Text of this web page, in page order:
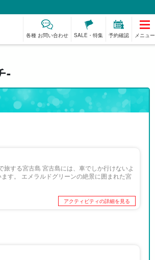
各種 お問い合わせ SALE・特集 予約確認 メニュー
プレミアム
選プラン
ものづくり体験 ベビーシッター
スパ&リラク
ゼーション
-
する宮古島 宮古島には、車でしか行けないよ
す。 エメラルドグリーンの絶景に囲まれた宮
アクティビティの詳細を見る